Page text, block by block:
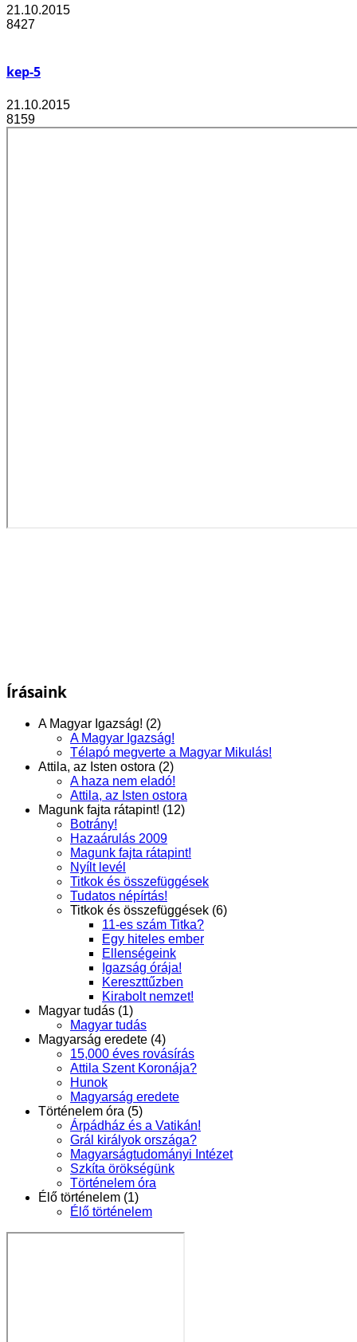
21.10.2015
8427
kep-5
21.10.2015
8159
Írásaink
A Magyar Igazság! (2)
A Magyar Igazság!
Télapó megverte a Magyar Mikulás!
Attila, az Isten ostora (2)
A haza nem eladó!
Attila, az Isten ostora
Magunk fajta rátapint! (12)
Botrány!
Hazaárulás 2009
Magunk fajta rátapint!
Nyílt levél
Titkok és összefüggések
Tudatos népírtás!
Titkok és összefüggések (6)
11-es szám Titka?
Egy hiteles ember
Ellenségeink
Igazság órája!
Kereszttűzben
Kirabolt nemzet!
Magyar tudás (1)
Magyar tudás
Magyarság eredete (4)
15,000 éves rovásírás
Attila Szent Koronája?
Hunok
Magyarság eredete
Történelem óra (5)
Árpádház és a Vatikán!
Grál királyok országa?
Magyarságtudományi Intézet
Szkíta örökségünk
Történelem óra
Élő történelem (1)
Élő történelem